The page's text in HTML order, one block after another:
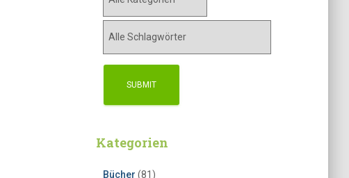
Kategorien
Bücher (81)